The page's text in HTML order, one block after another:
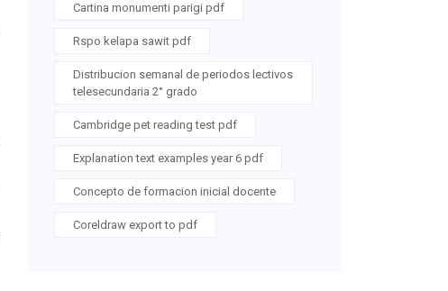
Cartina monumenti parigi pdf
Rspo kelapa sawit pdf
Distribucion semanal de periodos lectivos
telesecundaria 2° grado
Cambridge pet reading test pdf
Explanation text examples year 6 pdf
Concepto de formacion inicial docente
Coreldraw export to pdf